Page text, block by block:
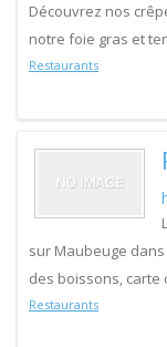
Découvrez nos
notre foie gras et
Restaurants
sur Maubeuge
des boissons, carte
Restaurants